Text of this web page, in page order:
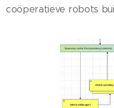
coöperatieve robots